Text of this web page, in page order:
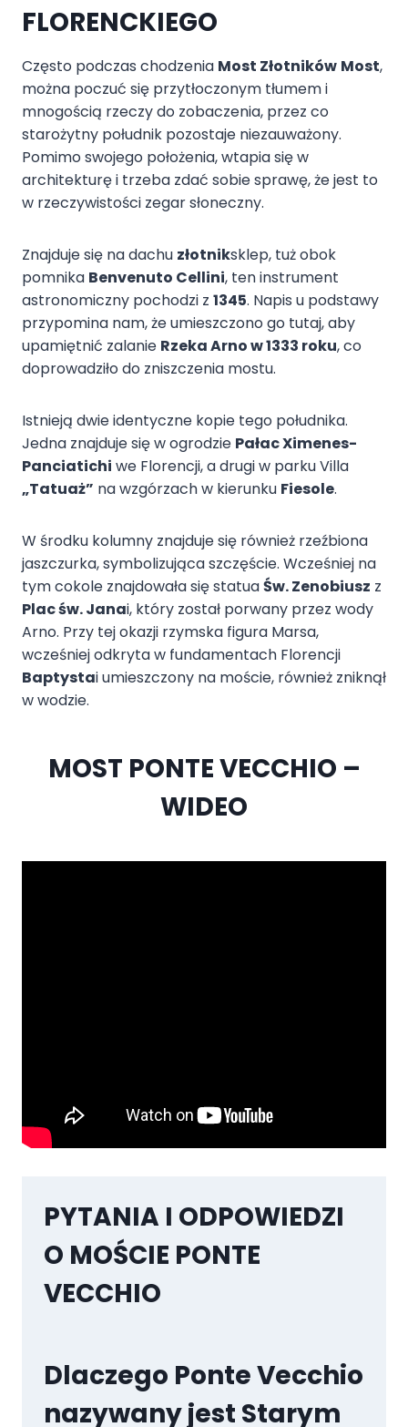
FLORENCKIEGO
Często podczas chodzenia Most Złotników Most,
można poczuć się przytłoczonym tłumem i
mnogością rzeczy do zobaczenia, przez co
starożytny południk pozostaje niezauważony.
Pomimo swojego położenia, wtapia się w
architekturę i trzeba zdać sobie sprawę, że jest to
w rzeczywistości zegar słoneczny.
Znajduje się na dachu złotniksklep, tuż obok
pomnika Benvenuto Cellini, ten instrument
astronomiczny pochodzi z 1345. Napis u podstawy
przypomina nam, że umieszczono go tutaj, aby
upamiętnić zalanie Rzeka Arno w 1333 roku, co
doprowadziło do zniszczenia mostu.
Istnieją dwie identyczne kopie tego południka.
Jedna znajduje się w ogrodzie Pałac Ximenes-
Panciatichi we Florencji, a drugi w parku Villa
„Tatuaż” na wzgórzach w kierunku Fiesole.
W środku kolumny znajduje się również rzeźbiona
jaszczurka, symbolizująca szczęście. Wcześniej na
tym cokole znajdowała się statuaŚw. Zenobiusz z
Plac św. Janai, który został porwany przez wody
Arno. Przy tej okazji rzymska figura Marsa,
wcześniej odkryta w fundamentach Florencji
Baptystai umieszczony na moście, również zniknął
w wodzie.
MOST PONTE VECCHIO –
WIDEO
PYTANIA I ODPOWIEDZI
O MOŚCIE PONTE
VECCHIO
Dlaczego Ponte Vecchio
nazywany jest Starym